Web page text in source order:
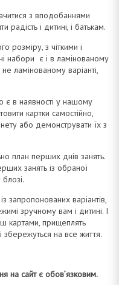
з вподобаннями
і дитині, і батькам.
розміру, з чіткими і
набори є і в ламінованому
ламінованому варіанті,
є в наявності у нашому
картки самостійно,
або демонструвати їх з
план перших днів занять.
занять із обраної
запропонованих варіантів,
зручному вам і дитині. І
картами, прищеплять
збережуться на все життя.
на сайт є обов’язковим.